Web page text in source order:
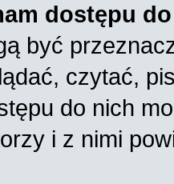
dostępu
być
czytać,
do nich
i z nimi